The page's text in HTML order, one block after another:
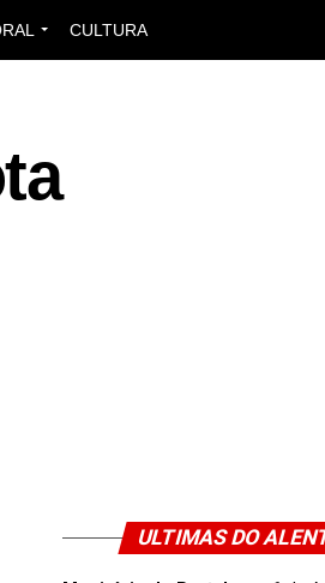
CULTURA
ULTIMAS DO